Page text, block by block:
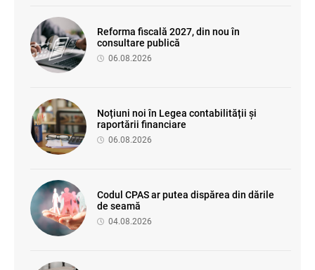
Reforma fiscală 2027, din nou în
consultare publică
06.08.2026
Noțiuni noi în Legea contabilității și
raportării financiare
06.08.2026
Codul CPAS ar putea dispărea din dările
de seamă
04.08.2026